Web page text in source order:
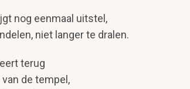
nog eenmaal uitstel,
niet langer te dralen.
terug
de tempel,